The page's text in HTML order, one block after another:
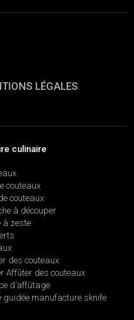
LÉGALES
culinaire
couteaux
couteaux
à découper
à zeste
des couteaux
Affûter des couteaux
d’affûtage
guidée manufacture sknife